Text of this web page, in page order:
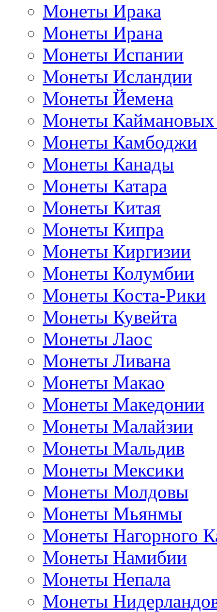
Монеты Ирака
Монеты Ирана
Монеты Испании
Монеты Исландии
Монеты Йемена
Монеты Каймановых
Монеты Камбоджи
Монеты Канады
Монеты Катара
Монеты Китая
Монеты Кипра
Монеты Киргизии
Монеты Колумбии
Монеты Коста-Рики
Монеты Кувейта
Монеты Лаос
Монеты Ливана
Монеты Макао
Монеты Македонии
Монеты Малайзии
Монеты Мальдив
Монеты Мексики
Монеты Молдовы
Монеты Мьянмы
Монеты Нагорного
Монеты Намибии
Монеты Непала
Монеты